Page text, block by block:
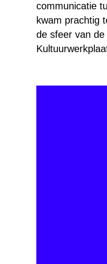
communicatie
kwam prachtig
de sfeer van de